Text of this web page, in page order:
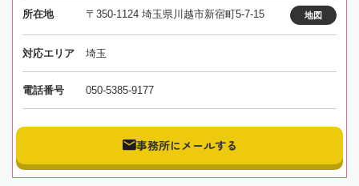
所在地 〒350-1124 埼玉県川越市新宿町5-7-15 地図
対応エリア 埼玉
電話番号 050-5385-9177
事務所にメールする